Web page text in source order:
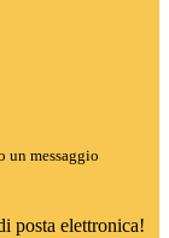
un messaggio
posta elettronica!